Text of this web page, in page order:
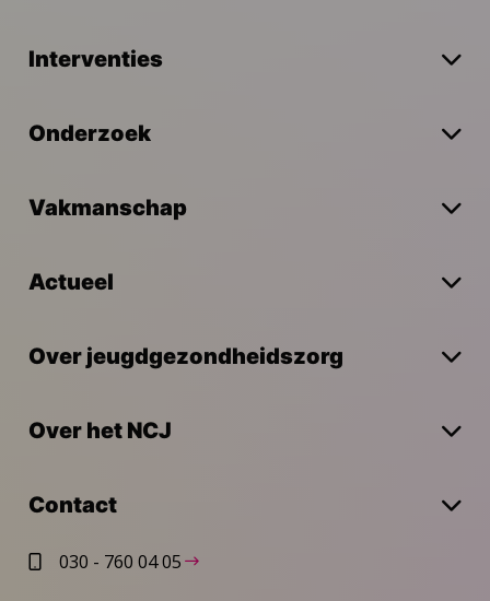
Interventies
Onderzoek
Vakmanschap
Actueel
Over jeugdgezondheidszorg
Over het NCJ
Contact
030 - 760 04 05